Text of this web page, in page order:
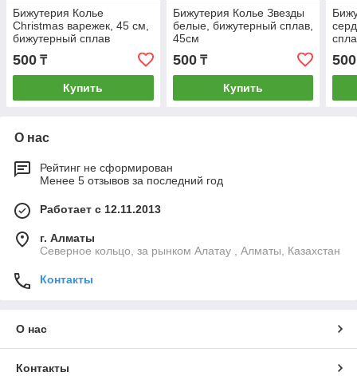
Бижутерия Колье
Christmas варежек, 45 см,
бижутерный сплав
500 ₸
Купить
Бижутерия Колье Звезды
белые, бижутерный сплав,
45см
500₸
Купить
500
О нас
Рейтинг не сформирован
Менее 5 отзывов за последний год
Работает с 12.11.2013
г. Алматы
Северное кольцо, за рынком Алатау , Алматы, Казахстан
Контакты
О нас
Контакты